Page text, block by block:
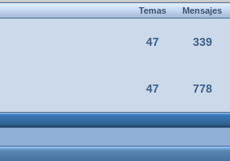
TemasMensajes
47 339
47 778